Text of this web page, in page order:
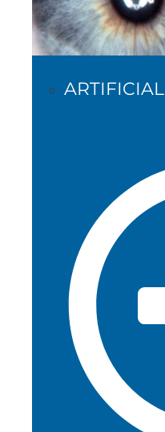
ARTIFICIAL